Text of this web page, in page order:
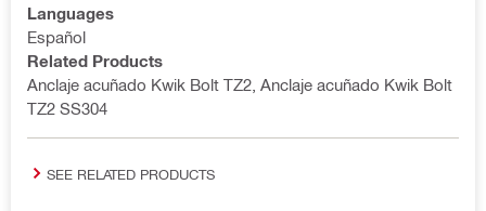
Languages
Español
Related Products
Anclaje acuñado Kwik Bolt TZ2, Anclaje acuñado Kwik Bolt
TZ2 SS304
SEE RELATED PRODUCTS